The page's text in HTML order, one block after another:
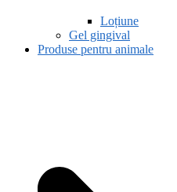
Loțiune
Gel gingival
Produse pentru animale